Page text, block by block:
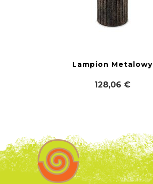
Lampion Metalowy
128,06 €